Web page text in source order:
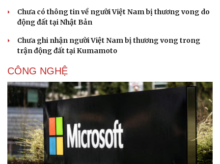
Sức khỏe
Dinh dưỡng - món ngon
Cây thuốc
Sản phụ khoa
Nhi khoa
Nam khoa
Blog
Chưa có thông tin về người Việt Nam bị thương vong do
động đất tại Nhật Bản
Chưa ghi nhận người Việt Nam bị thương vong trong
trận động đất tại Kumamoto
CÔNG NGHỆ